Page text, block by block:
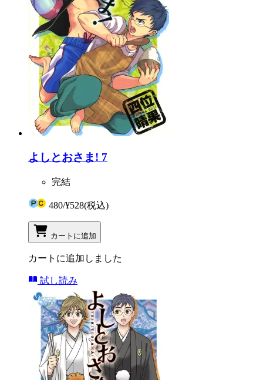
よしとおさま! 7
完結
480/¥528(税込)
カートに追加
カートに追加しました
試し読み